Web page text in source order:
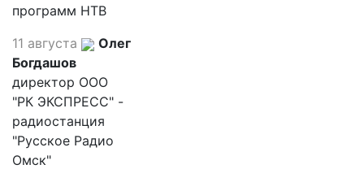
программ НТВ
11 августа
Олег
Богдашов
директор ООО
"РК ЭКСПРЕСС" -
радиостанция
"Русское Радио
Омск"